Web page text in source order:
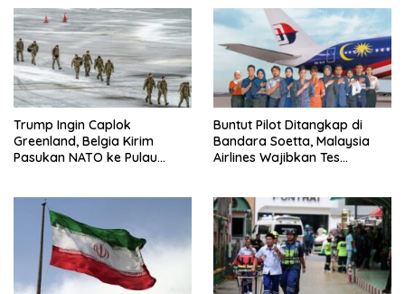
Trump Ingin Caplok
Greenland, Belgia Kirim
Pasukan NATO ke Pulau
Buntut Pilot Ditangkap di
Bandara Soetta, Malaysia
Airlines Wajibkan Tes